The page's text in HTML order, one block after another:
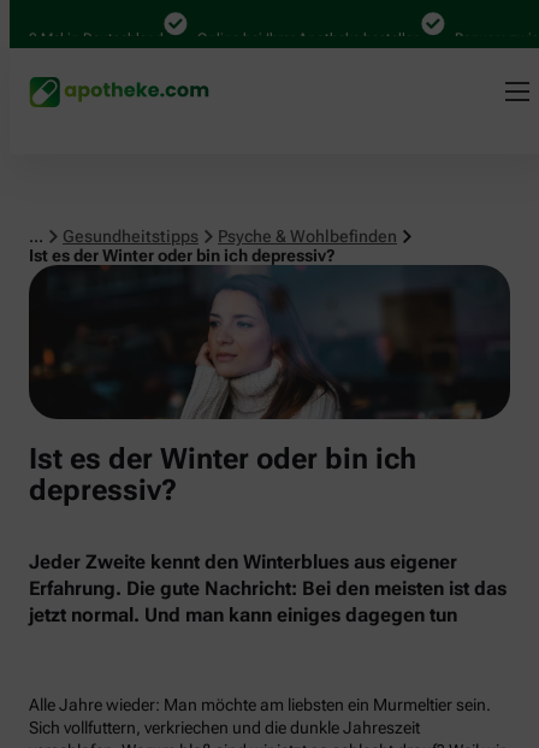
Mal in Deutschland Online bei Ihrer Apotheke bestellen Bequem
... Gesundheitstipps
Psyche & Wohlbefinden
Ist es der Winter oder bin ich depressiv?
Psyche & Wohlbefinden
Ist es der Winter oder bin ich
depressiv?
Jeder Zweite kennt den Winterblues aus eigener
Erfahrung. Die gute Nachricht: Bei den meisten ist das
jetzt normal. Und man kann einiges dagegen tun
Alle Jahre wieder: Man möchte am liebsten ein Murmeltier sein.
Sich vollfuttern, verkriechen und die dunkle Jahreszeit